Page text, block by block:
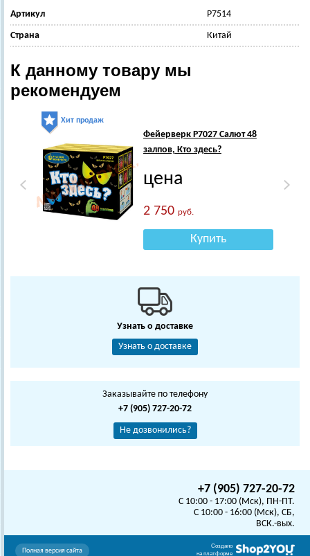
Артикул Р7514
Страна Китай
К данному товару мы
рекомендуем
Хит продаж
Фейерверк Р7027 Салют 48
залпов, Кто здесь?
цена
2 750 руб.
Купить
Узнать о доставке
Узнать о доставке
Заказывайте по телефону
+7 (905) 727-20-72
Не дозвонились?
+7 (905) 727-20-72
C 10:00 - 17:00 (Мск), ПН-ПТ.
C 10:00 - 16:00 (Мск), СБ,
ВСК.-вых.
Создано
на платформе
Полная версия сайта